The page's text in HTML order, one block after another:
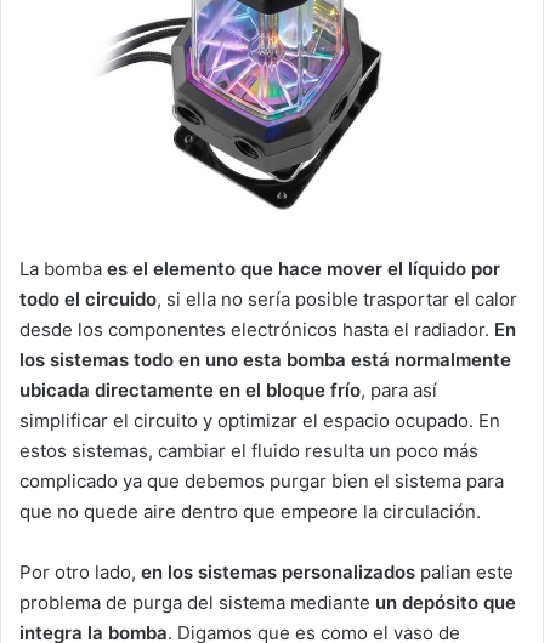
La bomba es el elemento que hace mover el líquido por
todo el circuido, si ella no sería posible trasportar el calor
desde los componentes electrónicos hasta el radiador. En
los sistemas todo en uno esta bomba está normalmente
ubicada directamente en el bloque frío, para así
simplificar el circuito y optimizar el espacio ocupado. En
estos sistemas, cambiar el fluido resulta un poco más
complicado ya que debemos purgar bien el sistema para
que no quede aire dentro que empeore la circulación.
Por otro lado, en los sistemas personalizados palian este
problema de purga del sistema mediante un depósito que
integra la bomba. Digamos que es como el vaso de